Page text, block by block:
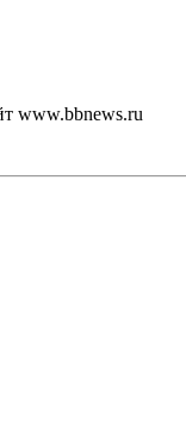
www.bbnews.ru